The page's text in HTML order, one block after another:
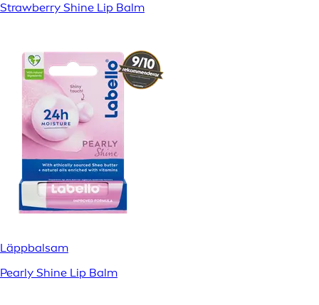
Strawberry Shine Lip Balm
Läppbalsam
Pearly Shine Lip Balm